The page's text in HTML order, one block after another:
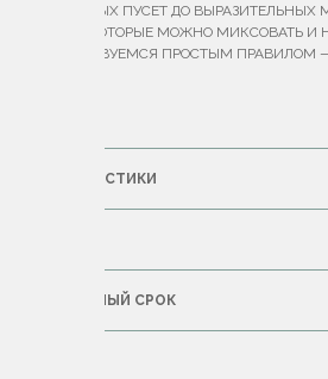
ЛАКОНИЧНЫХ ПУСЕТ ДО ВЫРАЗИТЕЛЬНЫХ
КРЕСТОВ, КОТОРЫЕ МОЖНО МИКСОВАТЬ И
РУКОВОДСТВУЕМСЯ ПРОСТЫМ ПРАВИЛОМ
ХАРАКТЕРИСТИКИ
ГАРАНТИЙНЫЙ СРОК